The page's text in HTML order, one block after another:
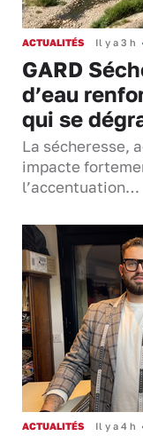
ACTUALITÉS Il y a 3 h
GARD
d’eau
qui se
La sécheresse,
impacte
l’accentuation…
ACTUALITÉS Il y a 4 h